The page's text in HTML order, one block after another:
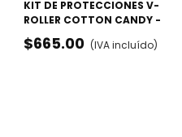
KIT DE PROTECCIONES V-
ROLLER COTTON CANDY -
RODILLERAS, CODERAS Y
MUÑEQUERAS
$665.00 (IVA incluído)